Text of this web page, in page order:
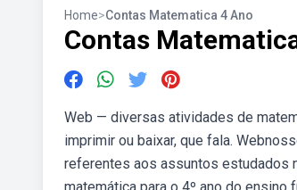
Home>Contas Matematica 4 Ano
Contas
Web — diversas atividades de
imprimir ou baixar, que fala.
referentes aos assuntos estudados